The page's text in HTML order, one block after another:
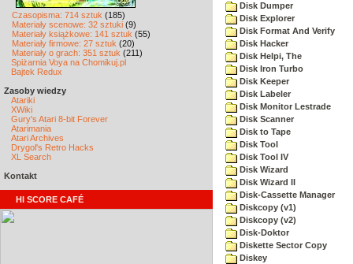
Czasopisma: 714 sztuk (185)
Materiały scenowe: 32 sztuki (9)
Materiały książkowe: 141 sztuk (55)
Materiały firmowe: 27 sztuk (20)
Materiały o grach: 351 sztuk (211)
Spiżarnia Voya na Chomikuj.pl
Bajtek Redux
Zasoby wiedzy
Atariki
XWiki
Gury's Atari 8-bit Forever
Atarimania
Atari Archives
Drygol's Retro Hacks
XL Search
Kontakt
HI SCORE CAFÉ
Disk Dumper
Disk Explorer
Disk Format And Verify
Disk Hacker
Disk Helpi, The
Disk Iron Turbo
Disk Keeper
Disk Labeler
Disk Monitor Lestrade
Disk Scanner
Disk to Tape
Disk Tool
Disk Tool IV
Disk Wizard
Disk Wizard II
Disk-Cassette Manager
Diskcopy (v1)
Diskcopy (v2)
Disk-Doktor
Diskette Sector Copy
Diskey